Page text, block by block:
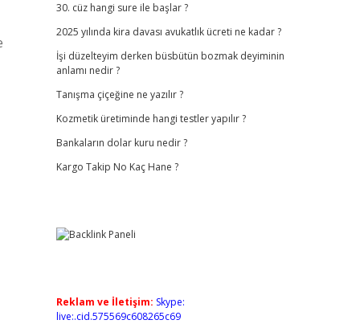
30. cüz hangi sure ile başlar ?
2025 yılında kira davası avukatlık ücreti ne kadar ?
İşi düzelteyim derken büsbütün bozmak deyiminin
anlamı nedir ?
Tanışma çiçeğine ne yazılır ?
Kozmetik üretiminde hangi testler yapılır ?
Bankaların dolar kuru nedir ?
Kargo Takip No Kaç Hane ?
Reklam ve İletişim: Skype:
live:.cid.575569c608265c69